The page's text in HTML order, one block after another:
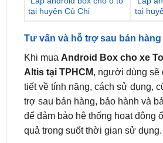
Tư vấn và hỗ trợ sau bán hàng
Altis tại TPHCM, người dùng sẽ
tiết về tính năng, cách sử dụng,
trợ sau bán hàng, bảo hành và
để đảm bảo hệ thống hoạt động
quả trong suốt thời gian sử dụng.
Giá lắp đặt hoàn thiện trên xe